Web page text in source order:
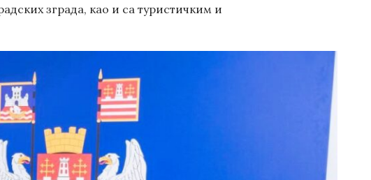
зграда, као и са туристичким и